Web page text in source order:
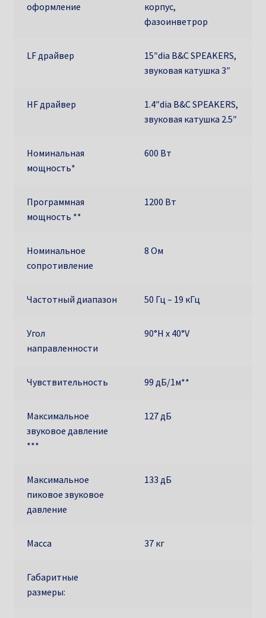
оформление
корпус,
фазоинветрор
LF драйвер
15″dia B&C SPEAKERS,
звуковая катушка 3″
HF драйвер
1.4″dia B&C SPEAKERS,
звуковая катушка 2.5″
Номинальная
мощность*
600 Вт
Программная
мощность **
1200 Вт
Номинальное
сопротивление
8 Ом
Частотный диапазон 50 Гц – 19 кГц
Угол
направленности
90°H x 40°V
Чувствительность 99 дБ/1м**
Максимальное
звуковое давление
***
127 дБ
Максимальное
пиковое звуковое
давление
133 дБ
Масса 37 кг
Габаритные
размеры: